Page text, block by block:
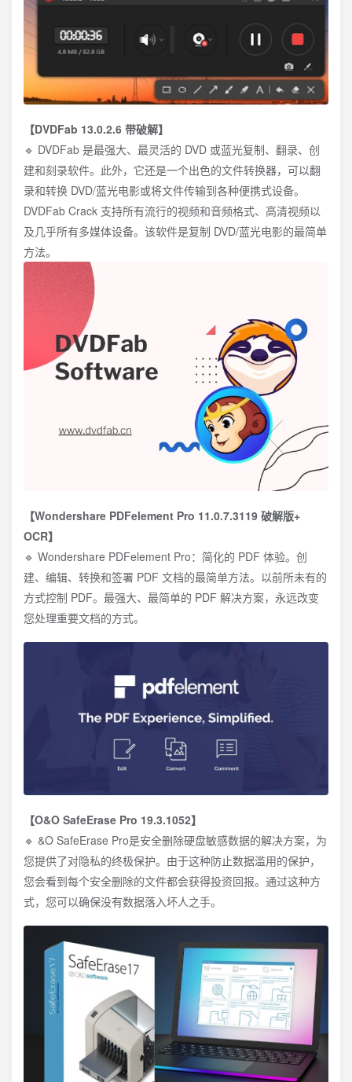
【DVDFab 13.0.2.6 带破解】
🔹 DVDFab 是最强大、最灵活的 DVD 或蓝光复制、翻录、创
建和刻录软件。此外，它还是一个出色的文件转换器，可以翻
录和转换 DVD/蓝光电影或将文件传输到各种便携式设备。
DVDFab Crack 支持所有流行的视频和音频格式、高清视频以
及几乎所有多媒体设备。该软件是复制 DVD/蓝光电影的最简单
方法。
【Wondershare PDFelement Pro 11.0.7.3119 破解版+
OCR】
🔹 Wondershare PDFelement Pro：简化的 PDF 体验。创
建、编辑、转换和签署 PDF 文档的最简单方法。以前所未有的
方式控制 PDF。最强大、最简单的 PDF 解决方案，永远改变
您处理重要文档的方式。
【O&O SafeErase Pro 19.3.1052】
🔹 &O SafeErase Pro是安全删除硬盘敏感数据的解决方案，为
您提供了对隐私的终极保护。由于这种防止数据滥用的保护，
您会看到每个安全删除的文件都会获得投资回报。通过这种方
式，您可以确保没有数据落入坏人之手。